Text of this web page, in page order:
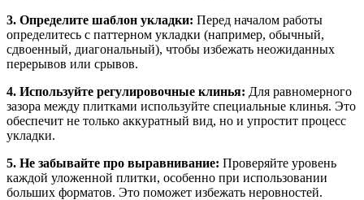
3. Определите шаблон укладки: Перед началом работы
определитесь с паттерном укладки (например, обычный,
сдвоенный, диагональный), чтобы избежать неожиданных
перерывов или срывов.
4. Используйте регулировочные клинья: Для равномерного
зазора между плитками используйте специальные клинья. Это
обеспечит не только аккуратный вид, но и упростит процесс
укладки.
5. Не забывайте про выравнивание: Проверяйте уровень
каждой уложенной плитки, особенно при использовании
больших форматов. Это поможет избежать неровностей.